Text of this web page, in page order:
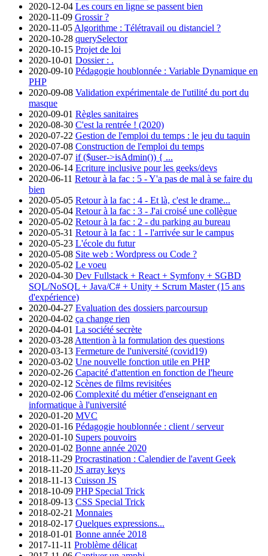
2020-12-04 Les cours en ligne se passent bien
2020-11-09 Grossir ?
2020-11-05 Algorithme : Télétravail ou distanciel ?
2020-10-28 querySelector
2020-10-15 Projet de loi
2020-10-01 Dossier : .
2020-09-10 Pédagogie houblonnée : Variable Dynamique en
PHP
2020-09-08 Validation expérimentale de l'utilité du port du
masque
2020-09-01 Règles sanitaires
2020-08-30 C'est la rentrée ! (2020)
2020-07-22 Gestion de l'emploi du temps : le jeu du taquin
2020-07-08 Construction de l'emploi du temps
2020-07-07 if ($user->isAdmin()) { ...
2020-06-14 Ecriture inclusive pour les geeks/devs
2020-06-11 Retour à la fac : 5 - Y'a pas de mal à se faire du
bien
2020-05-05 Retour à la fac : 4 - Et là, c'est le drame...
2020-05-04 Retour à la fac : 3 - J'ai croisé une collègue
2020-05-02 Retour à la fac : 2 - du parking au bureau
2020-05-31 Retour à la fac : 1 - l'arrivée sur le campus
2020-05-23 L'école du futur
2020-05-08 Site web : Wordpress ou Code ?
2020-05-02 Le voeu
2020-04-30 Dev Fullstack + React + Symfony + SGBD
SQL/NoSQL + Java/C# + Unity + Scrum Master (15 ans
d'expérience)
2020-04-27 Evaluation des dossiers parcoursup
2020-04-02 ça change rien
2020-04-01 La société secrète
2020-03-28 Attention à la formulation des questions
2020-03-13 Fermeture de l'université (covid19)
2020-03-02 Une nouvelle fonction utile en PHP
2020-02-26 Capacité d'attention en fonction de l'heure
2020-02-12 Scènes de films revisitées
2020-02-06 Complexité du métier d'enseignant en
informatique à l'université
2020-01-20 MVC
2020-01-16 Pédagogie houblonnée : client / serveur
2020-01-10 Supers pouvoirs
2020-01-02 Bonne année 2020
2018-11-29 Procrastination : Calendier de l'avent Geek
2018-11-20 JS array keys
2018-11-13 Cuisson JS
2018-10-09 PHP Special Trick
2018-09-13 CSS Special Trick
2018-02-21 Monnaies
2018-02-17 Quelques expressions...
2018-01-01 Bonne année 2018
2017-11-11 Problème délicat